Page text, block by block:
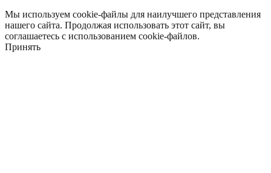
Мы используем cookie-файлы для наилучшего представления
нашего сайта. Продолжая использовать этот сайт, вы
соглашаетесь с использованием cookie-файлов.
Принять